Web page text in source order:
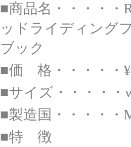
■商品名・・・・・
ッドライディング
ブック
■価 格・・・・・
■サイズ・・・・・
■製造国・・・・・
■特 徴